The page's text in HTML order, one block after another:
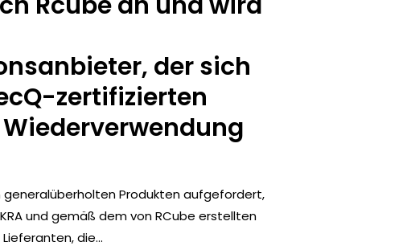
der sich
zertifizierten
Produkten aufgefordert,
und gemäß dem von RCube erstellten
die...